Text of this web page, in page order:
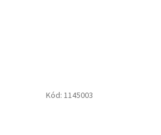
Kód: 1145003